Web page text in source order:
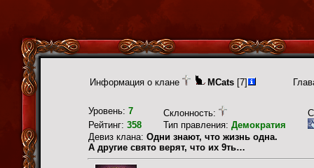
Информация о клане MCats [7]
Уровень: 7 Склонность:
Рейтинг: 358 Тип правления: Демократия
Девиз клана: Одни знают, что жизнь одна.
А другие свято верят, что их 9ть…